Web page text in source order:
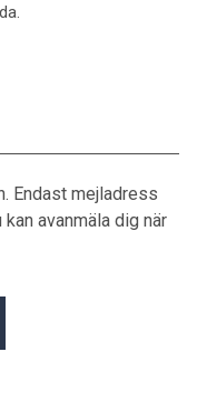
Endast mejladress
avanmäla dig när